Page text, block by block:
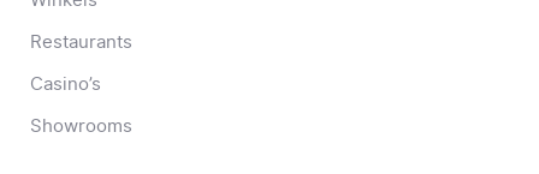
Restaurants
Casino’s
Showrooms